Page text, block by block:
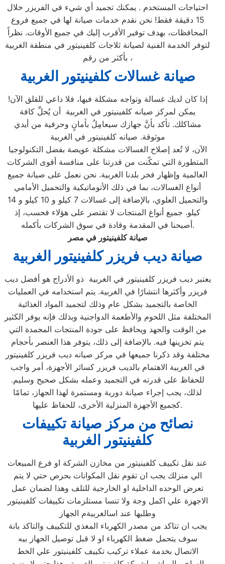
احتياجات المستخدم . يمكنك تجميد أي شيء في الفريزر خلال
15 دقيقة فقط! نحن نقدم خدمات صيانة لها في جميع فروع
المحافظات، بهدف توفير الأقرب إليك في جميع الأوقات. نظراً
لتوفر الخدمة الفنية لصيانة ثلاجات كلفينيتور في منطقة الغربية
بأكثر من رقم،
صيانة غسالات كلفينيتور الغربية
إذا كان لديك غسالة وتواجه مشكلة فيها، فلا داعي للقلق الآن!
يمكن لمركز صيانه كلفينيتور في الغربية أن يُحلِّ كافة
مشاكلك. تأكد بأنَّ جهازك سيعامِلُ بأمانٍ وحرفية من أيدي
موثوقة. صيانه كلفينيتور في الغربية
الآن، لا تُعد إصلاح الغسالات مشكلة عويصة بفضل التكنولوجيا
المتطورة التي تمكّنت من قدرتنا على منافسة أقوى الشركات
العالمية وإظهار فخر بلدنا الغربية. نحن نعمل على صيانة جميع
أنواع الغسالات، بما في ذلك الأتوماتيكية والتحميل الأمامي
والتحميل العلوي، بالإضافة إلى غسالات 7 كيلو و 10 كيلو و 14
كيلو. جميع أنواع المنتجات لا تقتصر على هؤلاء فحسب، إذ
أصبحنا في المقدمة وقادة في سوق الشركات بأكمله.
صيانة كلفينيتور في مصر
صيانة ديب فريزر كلفينيتور الغربية
يعتبر ديب فريزر كلفينيتور في الغربية ذو الأدراج هو أفضل ديب
فريزر وأكثرها انتشارًا في الغربية. يتم استخدامه في العمليات
الخاصة بالتجميد بشكل عام وذلك لتجميد المواد الغذائية
المختلفة مثل اللحوم والأطعمة الدواجنية وبذلك فإنه يوفر الكثير
من الوقت والجهد ويحافظ على جودة المنتجات المجمدة التي
يتم تخزينها فيه. بالإضافة إلى ذلك، يتوفر هذا العنصر بأحجام
مختلفة وقد ذكرنا جميعها في مركز صيانه ديب فريزر كلفينيتور
في الغربية الاهتمام بالديب فريزر كسائر الأجهزة، أمر واجب
للحفاظ على قدرته في التجميد وعمله بشكل صحيح وسليم.
لذلك، يجب إجراء صيانة دورية ومستمرة لهذا الجهاز، تمامًا
كجميع الأجهزة المنزلية الأخرى، للحفاظ عليها.
نصائح من مركز صيانة تكييفات
كلفينيتور الغربية
عند نقل تكييف كلفينيتور من مخازن الشركة او فرع المبيعات
الي منزلك يجب ان تقوم نقل المكوانات بحرص حتي لا يتم
تعرض الوحده الداخلية او الخارجية للتلف وهذا لضمان عمل
الاجهزة علي اكمل وجة ولا تنسا مستلزمات تكييفات كلفينيتور
وطلبها عند اسالغربيةم الجهاز
يجب ان تتاكد من مصدر الكهرباء المغذي للتكييف والتاكد بانة
سوف يتحمل ضغط الكهرباء او لا قبل توصيل الجهاز بيه
الاتصال بخدمة عملاء تركيب تكييف كلفينيتور علي الخط